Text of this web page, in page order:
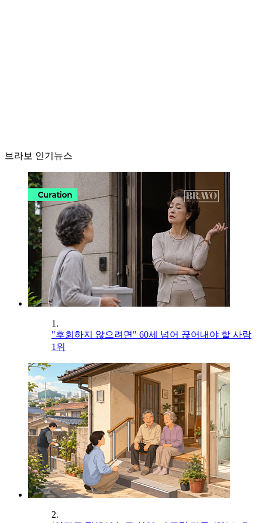
브라보 인기뉴스
1.
"후회하지 않으려면" 60세 넘어 끊어내야 할 사람
1위
2.